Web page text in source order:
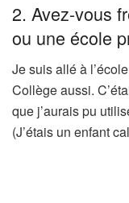
2. Avez-vous
ou une école
Je suis allé à
Collège aussi.
que j’aurais pu
(J’étais un enfant